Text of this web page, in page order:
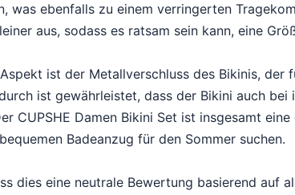
was ebenfalls zu einem verringerten
aus, sodass es ratsam sein kann, eine
ist der Metallverschluss des Bikinis, der
ist gewährleistet, dass der Bikini auch bei
CUPSHE Damen Bikini Set ist insgesamt
Badeanzug für den Sommer suchen.
dies eine neutrale Bewertung basierend auf